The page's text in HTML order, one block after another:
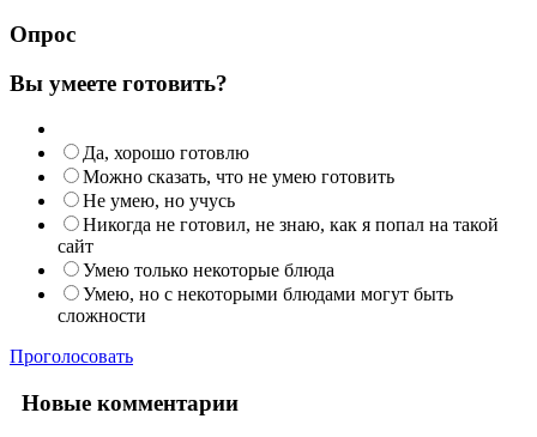
Опрос
Вы умеете готовить?
Да, хорошо готовлю
Можно сказать, что не умею готовить
Не умею, но учусь
Никогда не готовил, не знаю, как я попал на такой
сайт
Умею только некоторые блюда
Умею, но с некоторыми блюдами могут быть
сложности
Проголосовать
Новые комментарии